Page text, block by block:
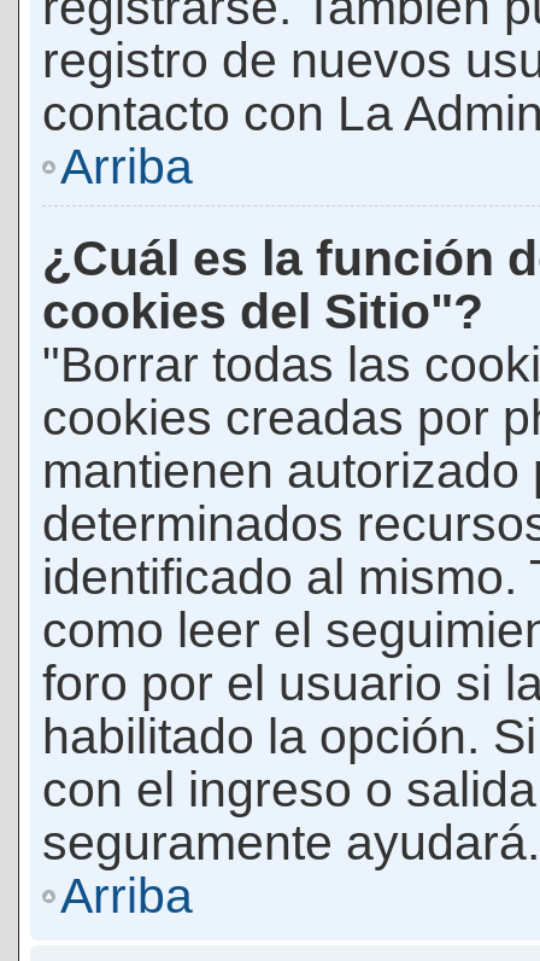
registro de nuevos
contacto con La
Arriba
¿Cuál es la función
cookies del Sitio"?
"Borrar todas las
cookies creadas por
mantienen autorizado
determinados
identificado al mismo.
como leer el
foro por el usuario si
habilitado la opción.
con el ingreso o
seguramente ayudará.
Arriba